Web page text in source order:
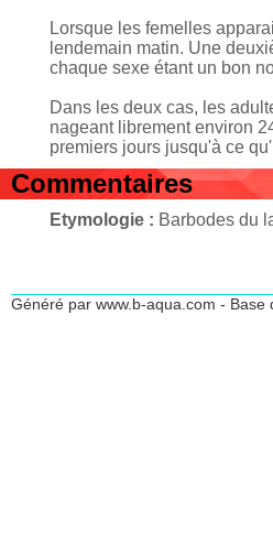
Lorsque les femelles
lendemain matin. Une
chaque sexe étant un bon
Dans les deux cas, les
nageant librement environ
premiers jours jusqu'à ce
Commentaires
Etymologie : Barbodes du
Généré par www.b-aqua.com -